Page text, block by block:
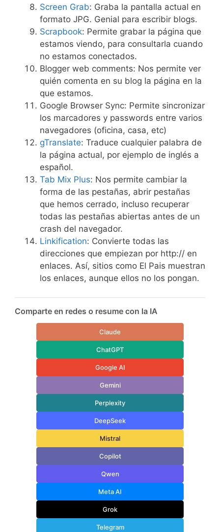
Screen Grab: Graba la pantalla actual en
formato JPG. Genial para escribir blogs.
Scrapbook: Permite grabar la página que
estamos viendo, para consultarla cuando
no estamos conectados.
Blogger web comments: Nos permite ver
quién comenta en su blog la página en la
que estamos.
Google Browser Sync: Permite sincronizar
los marcadores y passwords entre varios
navegadores (oficina, casa, etc)
gTranslate: Traduce cualquier palabra de
la página actual, por ejemplo de inglés a
español.
Tab Mix Plus: Nos permite cambiar la
forma de las pestañas, abrir pestañas
que hemos cerrado, incluso recuperar
todas las pestañas abiertas antes de un
crash del navegador.
Linkification: Convierte todas las
direcciones que empiezan por http:// en
enlaces. Así, sitios como El Pais muestran
los enlaces, aunque ellos no los pongan.
Comparte en redes o resume con la IA
Claude
ChatGPT
Google AI
Gemini
Perplexity
DeepSeek
Mistral
Copilot
Qwen
Meta AI
Grok
Telegram